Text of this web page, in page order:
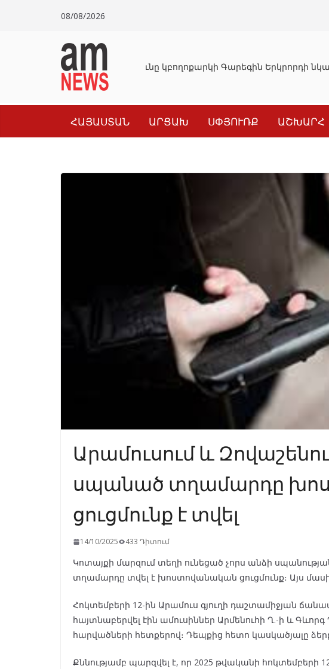
08/08/2026
Դատախազությունը կբողոքարկի Գարեգին Երկրորդի
ՀԱՅԱՍՏԱՆ ԱՐՑԱԽ ՍՓՅՈՒՌՔ ԱՇԽԱՐՀ
Արամուսում և
սպանած տղամարդը
ցուցմունք է տվել
14/10/2025 433 Դիտում
Կոտայքի մարզում տեղի ունեցած չորս անձի
տղամարդը տվել է խոստովանական ցուցմունք։ Այս
Հոկտեմբերի 12-ին Արամուս գյուղի դաշտամիջյան
հայտնաբերվել էին ամուսիններ Արմենուհի Ղ.-ի և
հարվածների հետքերով։ Դեպքից հետո կասկածյալը
Քննությամբ պարզվել է, որ 2025 թվականի հոկտեմբերի